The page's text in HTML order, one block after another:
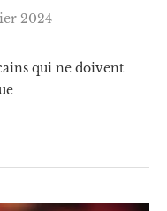
2024
qui ne doivent